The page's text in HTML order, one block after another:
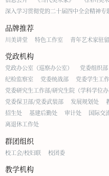
深入学习贯彻党的二十届四中全会精神专
品牌推荐
川美讲堂 特色工作室 青年艺术家驻
党政机构
党政办公室（巡察办公室） 党委组织部
纪检监察室
党委统战部
党委学生工
党委研究生工作部/研究生院（学科学位办
党委保卫部/党委武装部
发展规划处
招生处
基建后勤处 审计处
国际交
离退休工作处
群团组织
校工会/校妇联 校团委
教学机构